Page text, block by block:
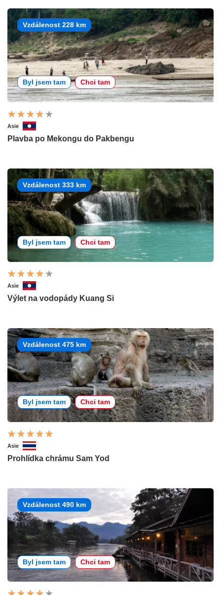
Vzdálenost 228 km
Byl jsem tam Chci tam
Asie
Plavba po Mekongu do Pakbengu
Vzdálenost 333 km
Byl jsem tam Chci tam
Asie
Výlet na vodopády Kuang Si
Vzdálenost 475 km
Byl jsem tam Chci tam
Asie
Prohlídka chrámu Sam Yod
Vzdálenost 490 km
Byl jsem tam Chci tam